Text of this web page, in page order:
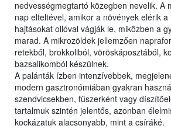
nedvességmegtartó közegben nevelik. A
nap elteltével, amikor a növények elérik
hajtásokat ollóval vágják le, miközben a
marad. A mikrozöldek jellemzően
retekből, brokkoliból, vöröskáposztából,
bazsalikomból készülnek.
A palánták ízben intenzívebbek,
modern gasztronómiában gyakran
szendvicsekben, fűszerként vagy
tartalmuk szintén jelentős, azonban
kockázatuk alacsonyabb, mint a csíráké.